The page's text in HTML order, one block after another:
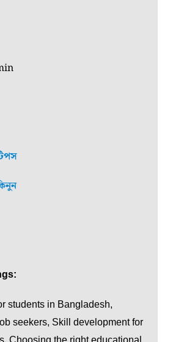
students in Bangladesh,
seekers, Skill development for
Choosing the right educational